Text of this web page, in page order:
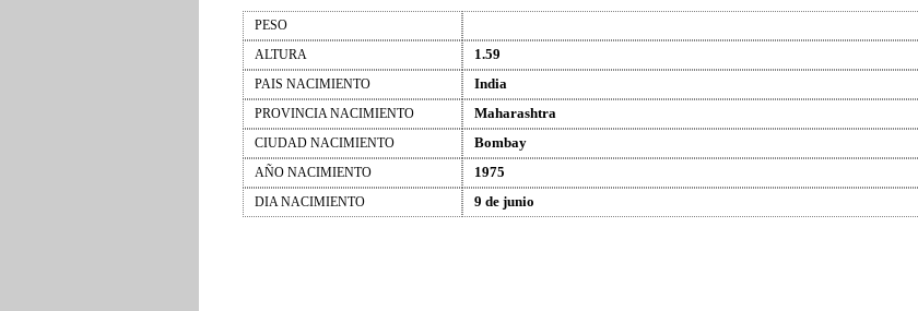
PESO
ALTURA
1.59
PAIS NACIMIENTO India
PROVINCIA NACIMIENTO Maharashtra
CIUDAD NACIMIENTO Bombay
AÑO NACIMIENTO 1975
DIA NACIMIENTO 9 de junio